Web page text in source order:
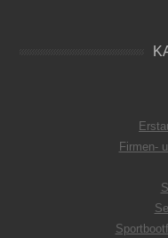
Firmen-